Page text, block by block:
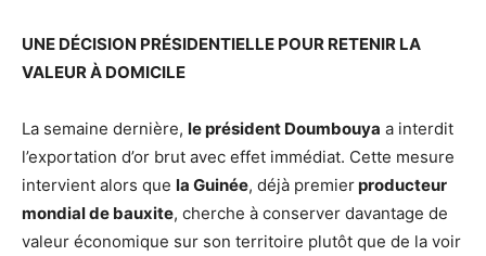
UNE DÉCISION PRÉSIDENTIELLE POUR RETENIR LA
VALEUR À DOMICILE
La semaine dernière, le président Doumbouya a interdit
l’exportation d’or brut avec effet immédiat. Cette mesure
intervient alors que la Guinée, déjà premierproducteur
mondial de bauxite, cherche à conserver davantage de
valeur économique sur son territoire plutôt que de la voir